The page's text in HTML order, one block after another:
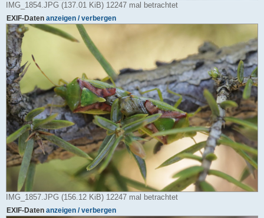
IMG_1854.JPG (137.01 KiB) 12247 mal betrachtet
EXIF-Daten anzeigen / verbergen
IMG_1857.JPG (156.12 KiB) 12247 mal betrachtet
EXIF-Daten anzeigen / verbergen